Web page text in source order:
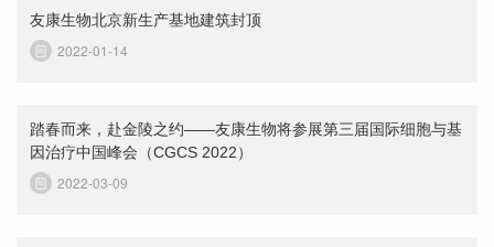
友康生物北京新生产基地建筑封顶
2022-01-14
踏春而来，赴金陵之约——友康生物将参展第三届国际细胞与基
因治疗中国峰会（CGCS 2022）
2022-03-09